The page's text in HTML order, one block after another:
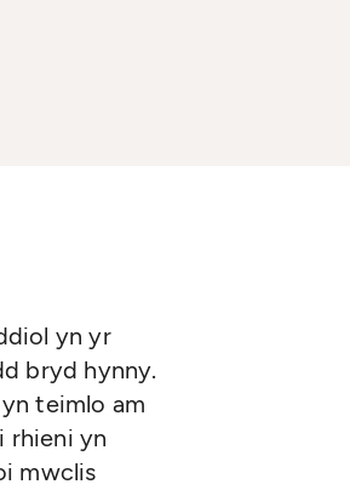
yn yr
bryd hynny.
teimlo am
rhieni yn
mwclis